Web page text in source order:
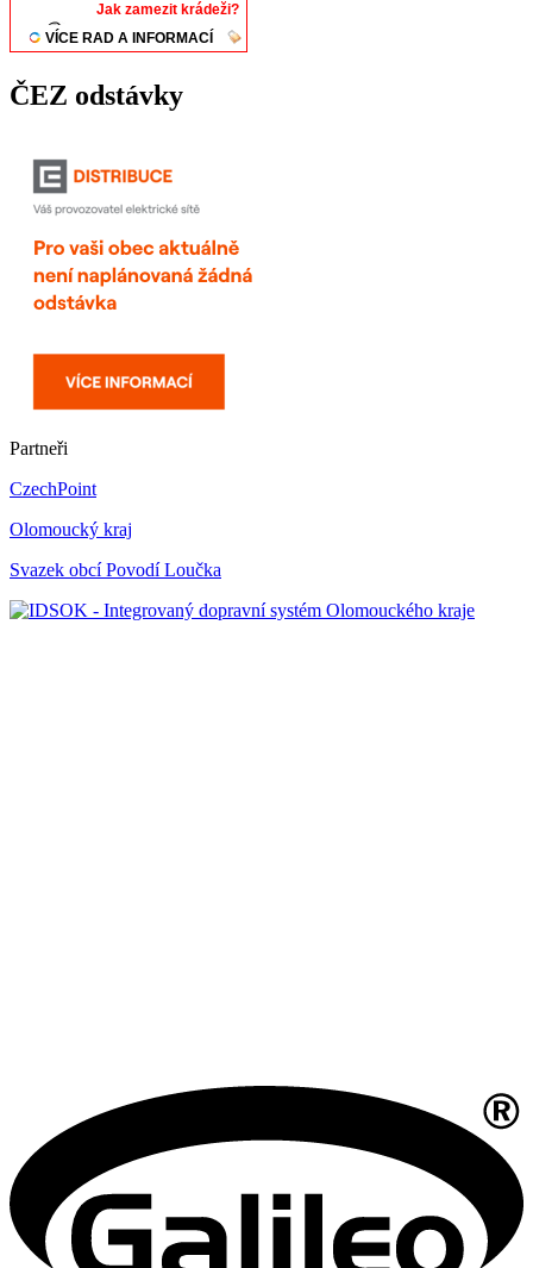
ČEZ odstávky
Partneři
CzechPoint
Olomoucký kraj
Svazek obcí Povodí Loučka